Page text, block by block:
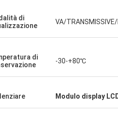
iniziato a usare anche i
rotondi, ora li stiamo verificando e
con il nostro prodotto.Se ci sono
è eccellente e sembra davvero di
di
VA/TRANSMISSIVE/
di
-30-+80℃
Modulo display